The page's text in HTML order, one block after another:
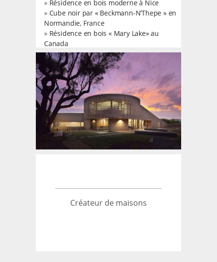
» Résidence en bois moderne à Nice
» Cube noir par « Beckmann-N’Thepe » en
Normandie, France
» Résidence en bois « Mary Lake» au
Canada
Créateur de maisons